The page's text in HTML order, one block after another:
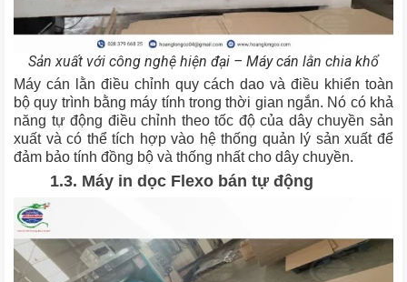
Sản xuất với công nghệ hiện đại – Máy cán lằn chia khổ
Máy cán lằn điều chỉnh quy cách dao và điều khiển toàn
bộ quy trình bằng máy tính trong thời gian ngắn. Nó có khả
năng tự động điều chỉnh theo tốc độ của dây chuyền sản
xuất và có thể tích hợp vào hệ thống quản lý sản xuất để
đảm bảo tính đồng bộ và thống nhất cho dây chuyền.
1.3. Máy in dọc Flexo bán tự động